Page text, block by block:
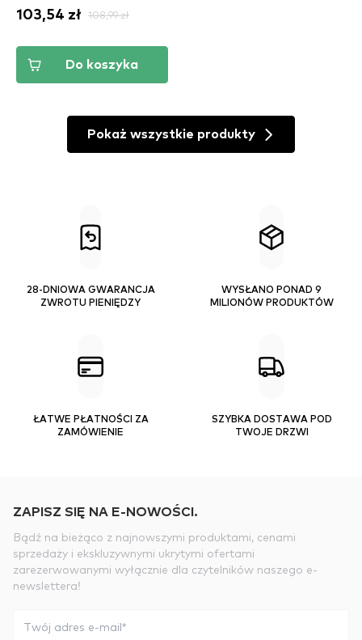
103,54 zł 108,99 zł
Do koszyka
Pokaż wszystkie produkty
28-DNIOWA GWARANCJA
ZWROTU PIENIĘDZY
WYSŁANO PONAD 9
MILIONÓW PRODUKTÓW
ŁATWE PŁATNOŚCI ZA
ZAMÓWIENIE
SZYBKA DOSTAWA POD
TWOJE DRZWI
ZAPISZ SIĘ NA E-NOWOŚCI.
Bądź na bieżąco z najnowszymi produktami, cenami
sprzedaży i ekskluzywnymi ukrytymi ofertami
zarezerwowanymi wyłącznie dla czytelników naszego e-
newslettera!